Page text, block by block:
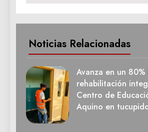
Noticias Relacionadas
Avanza en un 80%
rehabilitación
Centro de
Aquino en